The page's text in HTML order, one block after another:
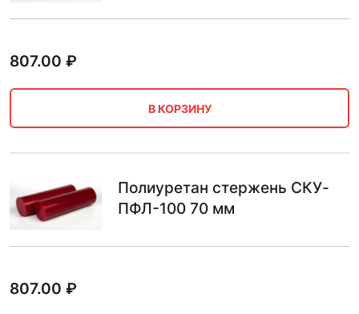
807.00 ₽
В КОРЗИНУ
Полиуретан стержень СКУ-
ПФЛ-100 70 мм
807.00 ₽